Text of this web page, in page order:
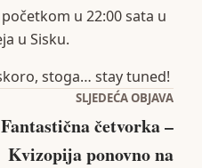
u 22:00 sata u
u Sisku.
stoga… stay tuned!
SLJEDEĆA OBJAVA
Fantastična četvorka –
Kvizopija ponovno na